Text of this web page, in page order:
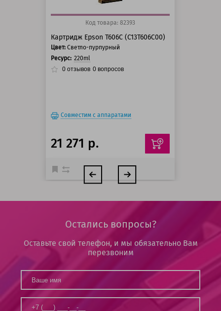
Код товара: 82393
Картридж Epson T606C (C13T606C00)
Цвет: Светло-пурпурный
Ресурс: 220ml
0 отзывов 0 вопросов
Совместим с аппаратами
21 271 р.
Остались вопросы?
Оставьте свой телефон, и мы обязательно Вам
перезвоним